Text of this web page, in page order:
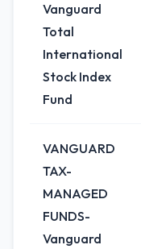
Vanguard
Total
International
Stock Index
Fund
VANGUARD
TAX-
MANAGED
FUNDS-
Vanguard